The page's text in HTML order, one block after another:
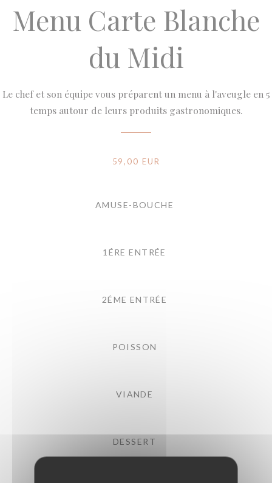
Menu Carte Blanche
du Midi
Le chef et son équipe vous préparent un menu à l'aveugle en 5
temps autour de leurs produits gastronomiques.
59,00 EUR
AMUSE-BOUCHE
1ÉRE ENTRÉE
2ÉME ENTRÉE
POISSON
VIANDE
DESSERT